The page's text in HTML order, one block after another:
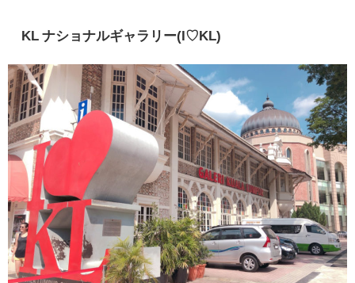
KL ナショナルギャラリー(I♡KL)